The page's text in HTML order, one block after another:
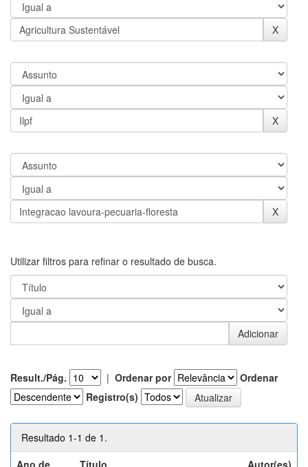
Utilizar filtros para refinar o resultado de busca.
Result./Pág. | Ordenar por
Ordenar
Registro(s)
Resultado 1-1 de 1.
Ano de
Título Autor(es)